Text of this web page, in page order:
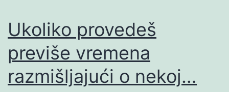
Ukoliko provedeš
previše vremena
razmišljajući o nekoj…